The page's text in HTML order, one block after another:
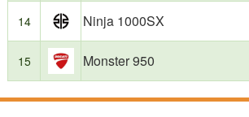
耗。
体
油
耗
优
14 Ninja 1000SX
15 Monster 950